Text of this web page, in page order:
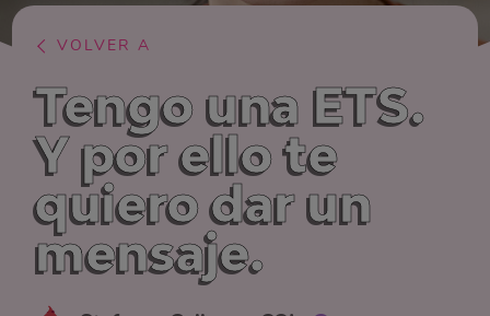
VOLVER A
Tengo una ETS.
Y por ello te
quiero dar un
mensaje.